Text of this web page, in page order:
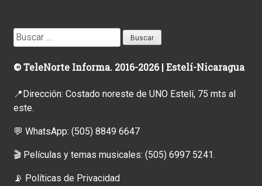
Buscar:
© TeleNorte Informa. 2016-2026 | Estelí-Nicaragua
📍Dirección: Costado noreste de UNO Estelí, 75 mts al
este.
💬 WhatsApp: (505) 8849 6647
🎬 Películas y temas musicales: (505) 6997 5241.
📡 Políticas de Privacidad